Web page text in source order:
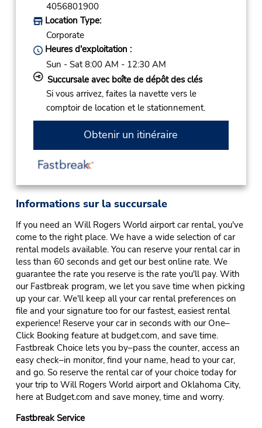
4056801900
Location Type:
Corporate
Heures d'exploitation :
Sun - Sat 8:00 AM - 12:30 AM
Succursale avec boîte de dépôt des clés
Si vous arrivez, faites la navette vers le
comptoir de location et le stationnement.
Obtenir un itinéraire
Informations sur la succursale
If you need an Will Rogers World airport car rental, you've
come to the right place. We have a wide selection of car
rental models available. You can reserve your rental car in
less than 60 seconds and get our best online rate. We
guarantee the rate you reserve is the rate you'll pay. With
our Fastbreak program, we let you save time when picking
up your car. We'll keep all your car rental preferences on
file and your signature too for our fastest, easiest rental
experience! Reserve your car in seconds with our One–
Click Booking feature at budget.com, and save time.
Fastbreak Choice lets you by–pass the counter, access an
easy check–in monitor, find your name, head to your car,
and go. So reserve the rental car of your choice today for
your trip to Will Rogers World airport and Oklahoma City,
here at Budget.com and save money, time and worry.
Fastbreak Service